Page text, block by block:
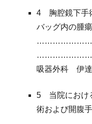
4 胸腔鏡下手
バッグ内の腫
吸器外科 伊
5 当院におけ
術および開腹